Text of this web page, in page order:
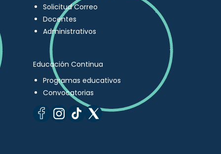
Solicitud Correo
Docentes
Administrativos
Educación Continua
Programas educativos
Convocatorias